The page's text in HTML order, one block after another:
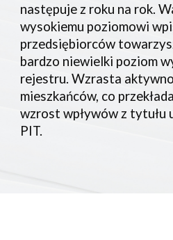
następuje z roku na rok.
wysokiemu poziomowi
przedsiębiorców
bardzo niewielki poziom
rejestru. Wzrasta
mieszkańców, co
wzrost wpływów z tytułu
PIT.